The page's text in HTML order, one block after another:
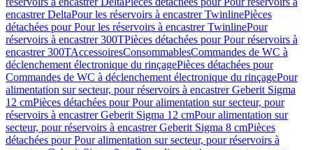
encastrer DeltaPour les réservoirs à encastrer TwinlinePièces
détachées pour Pour les réservoirs à encastrer TwinlinePour
réservoirs à encastrer 300TPièces détachées pour Pour réservoirs à
encastrer 300TAccessoiresConsommablesCommandes de WC à
déclenchement électronique du rinçagePièces détachées pour
Commandes de WC à déclenchement électronique du rinçagePour
alimentation sur secteur, pour réservoirs à encastrer Geberit Sigma
12 cmPièces détachées pour Pour alimentation sur secteur, pour
réservoirs à encastrer Geberit Sigma 12 cmPour alimentation sur
secteur, pour réservoirs à encastrer Geberit Sigma 8 cmPièces
détachées pour Pour alimentation sur secteur, pour réservoirs à